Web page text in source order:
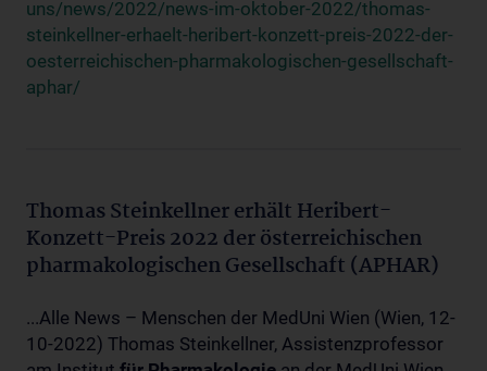
uns/news/2022/news-im-oktober-2022/thomas-
steinkellner-erhaelt-heribert-konzett-preis-2022-der-
oesterreichischen-pharmakologischen-gesellschaft-
aphar/
Thomas Steinkellner erhält Heribert-
Konzett-Preis 2022 der österreichischen
pharmakologischen Gesellschaft (APHAR)
...Alle News – Menschen der MedUni Wien (Wien, 12-
10-2022) Thomas Steinkellner, Assistenzprofessor